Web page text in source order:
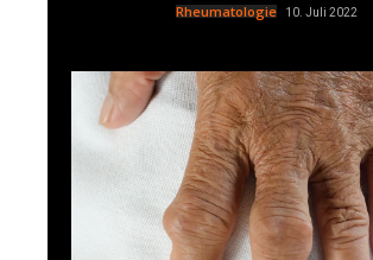
Rheumatologie 10. Juli 2022